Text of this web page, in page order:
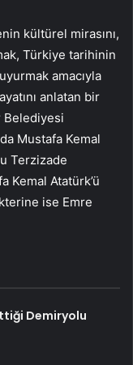
kültürel mirasını,
Türkiye tarihinin
amacıyla
anlatan bir
Belediyesi
Mustafa Kemal
Terzizade
Kemal Atatürk’ü
ise Emre
Demiryolu